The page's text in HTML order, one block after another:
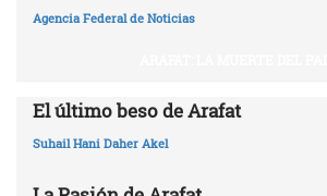
Agencia Federal de Noticias
El último beso de Arafat
Suhail Hani Daher Akel